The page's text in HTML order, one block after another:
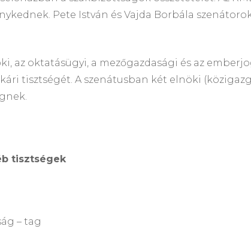
Pete István és Vajda Borbála
az oktatásügyi, a mezőgazdasági és az
tisztségét. A szenátusban két elnöki
tisztségek
– tag